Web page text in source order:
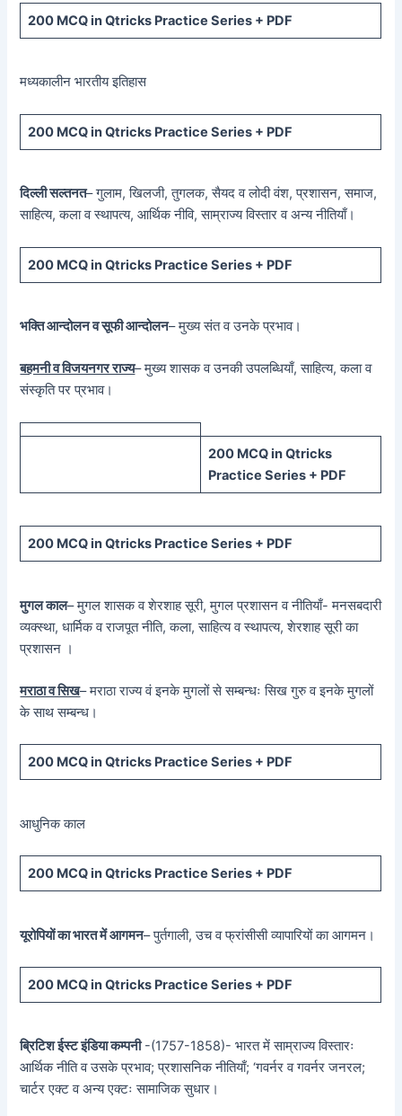
200 MCQ in Qtricks Practice Series + PDF
मध्यकालीन भारतीय इतिहास
200 MCQ in Qtricks Practice Series + PDF
दिल्ली सल्तनत– गुलाम, खिलजी, तुगलक, सैयद व लोदी वंश, प्रशासन, समाज,
साहित्य, कला व स्थापत्य, आर्थिक नीवि, साम्राज्य विस्तार व अन्य नीतियाँ।
200 MCQ in Qtricks Practice Series + PDF
भक्ति आन्दोलन व सूफी आन्दोलन– मुख्य संत व उनके प्रभाव।
बहमनी व विजयनगर राज्य– मुख्य शासक व उनकी उपलब्धियाँ, साहित्य, कला व
संस्कृति पर प्रभाव।
200 MCQ in Qtricks
Practice Series + PDF
200 MCQ in Qtricks Practice Series + PDF
मुगल काल– मुगल शासक व शेरशाह सूरी, मुगल प्रशासन व नीतियाँ- मनसबदारी
व्यक्स्था, धार्मिक व राजपूत नीति, कला, साहित्य व स्थापत्य, शेरशाह सूरी का
प्रशासन ।
मराठा व सिख– मराठा राज्य वं इनके मुगलों से सम्बन्धः सिख गुरु व इनके मुगलों
के साथ सम्बन्ध।
200 MCQ in Qtricks Practice Series + PDF
आधुनिक काल
200 MCQ in Qtricks Practice Series + PDF
यूरोपियों का भारत में आगमन– पुर्तगाली, उच व फ्रांसीसी व्यापारियों का आगमन।
200 MCQ in Qtricks Practice Series + PDF
ब्रिटिश ईस्ट इंडिया कम्पनी-(1757-1858)- भारत में साम्राज्य विस्तारः
आर्थिक नीति व उसके प्रभाव; प्रशासनिक नीतियाँ; ‘गवर्नर व गवर्नर जनरल;
चार्टर एक्ट व अन्य एक्टः सामाजिक सुधार।